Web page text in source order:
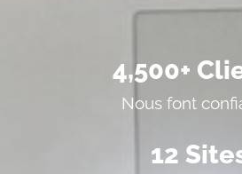
Nous font
4,500+
12